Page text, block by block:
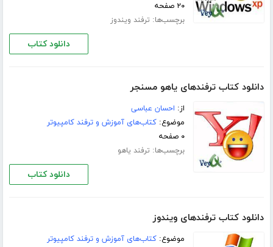
۲۰ صفحه
برچسب‌ها: ترفند ویندوز
دانلود کتاب
دانلود کتاب ترفندهای یاهو مسنجر
از: احسان عباسی
موضوع:کتاب‌های آموزش و ترفند کامپیوتر
۰ صفحه
برچسب‌ها: ترفند یاهو
دانلود کتاب
دانلود کتاب ترفندهای ویندوز
موضوع:کتاب‌های آموزش و ترفند کامپیوتر